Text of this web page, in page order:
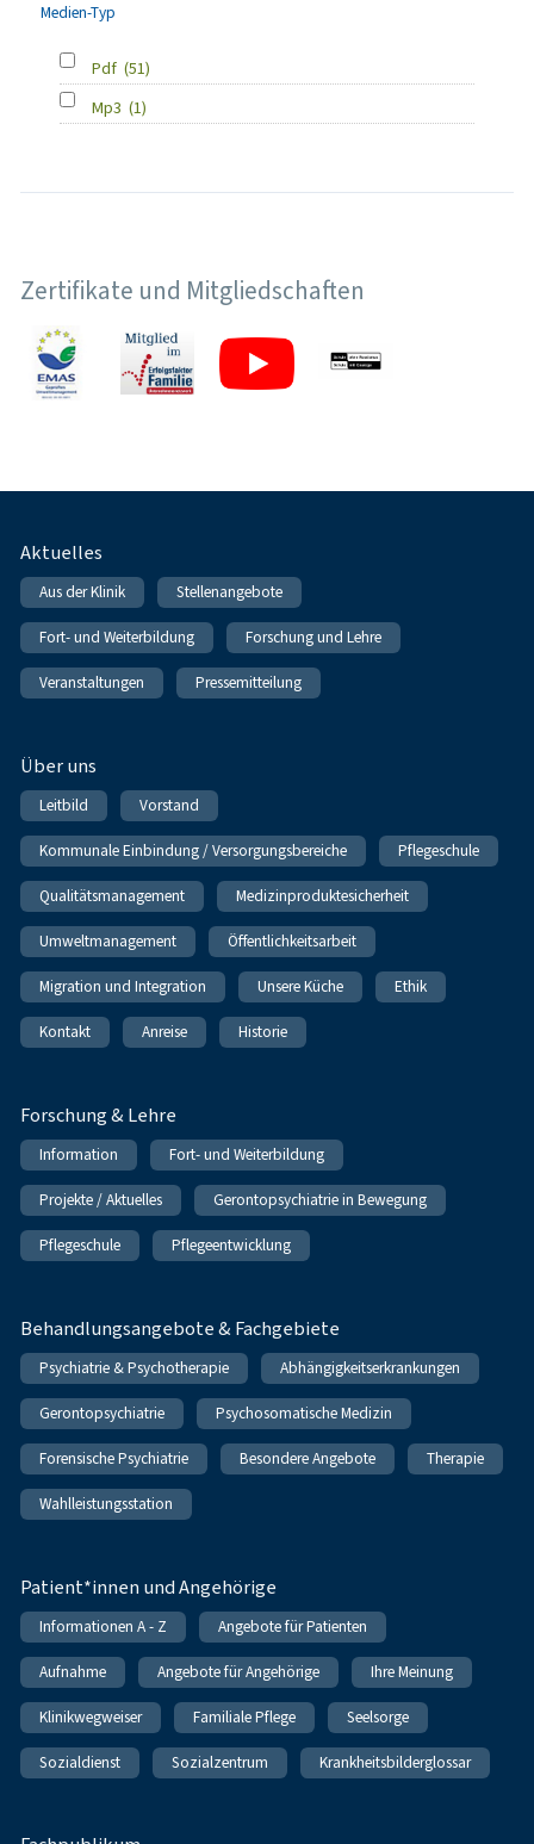
Medien-Typ
Pdf (51)
Mp3 (1)
Zertifikate und Mitgliedschaften
Fußnavigation
Aktuelles
Aus der Klinik Stellenangebote
Fort- und Weiterbildung Forschung und Lehre
Veranstaltungen Pressemitteilung
Über uns
Leitbild Vorstand
Kommunale Einbindung / Versorgungsbereiche Pflegeschule
Qualitätsmanagement Medizinproduktesicherheit
Umweltmanagement Öffentlichkeitsarbeit
Migration und Integration Unsere Küche Ethik
Kontakt Anreise Historie
Forschung & Lehre
Information Fort- und Weiterbildung
Projekte / Aktuelles Gerontopsychiatrie in Bewegung
Pflegeschule Pflegeentwicklung
Behandlungsangebote & Fachgebiete
Psychiatrie & Psychotherapie Abhängigkeitserkrankungen
Gerontopsychiatrie Psychosomatische Medizin
Forensische Psychiatrie Besondere Angebote Therapie
Wahlleistungsstation
Patient*innen und Angehörige
Informationen A - Z Angebote für Patienten
Aufnahme Angebote für Angehörige Ihre Meinung
Klinikwegweiser Familiale Pflege Seelsorge
Sozialdienst Sozialzentrum Krankheitsbilderglossar